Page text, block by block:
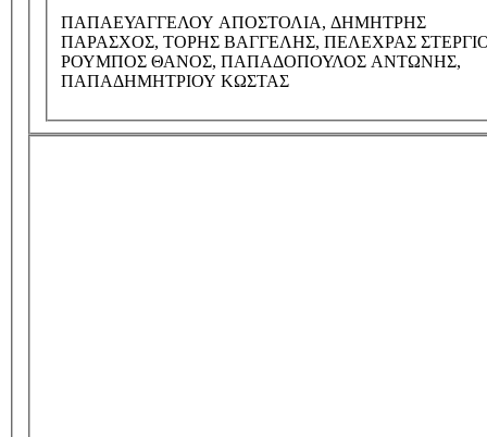
ΠΑΠΑΕΥΑΓΓΕΛΟΥ ΑΠΟΣΤΟΛΙΑ, ΔΗΜΗΤΡΗΣ
ΠΑΡΑΣΧΟΣ, ΤΟΡΗΣ ΒΑΓΓΕΛΗΣ, ΠΕΛΕΧΡΑΣ
ΡΟΥΜΠΟΣ ΘΑΝΟΣ, ΠΑΠΑΔΟΠΟΥΛΟΣ ΑΝΤΩΝΗΣ,
ΠΑΠΑΔΗΜΗΤΡΙΟΥ ΚΩΣΤΑΣ